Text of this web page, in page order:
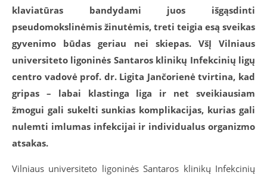
klaviatūras bandydami juos išgąsdinti
pseudomokslinėmis žinutėmis, treti teigia esą sveikas
gyvenimo būdas geriau nei skiepas. VšĮ Vilniaus
universiteto ligoninės Santaros klinikų Infekcinių ligų
centro vadovė prof. dr. Ligita Jančorienė tvirtina, kad
gripas – labai klastinga liga ir net sveikiausiam
žmogui gali sukelti sunkias komplikacijas, kurias gali
nulemti imlumas infekcijai ir individualus organizmo
atsakas.
Vilniaus universiteto ligoninės Santaros klinikų Infekcinių